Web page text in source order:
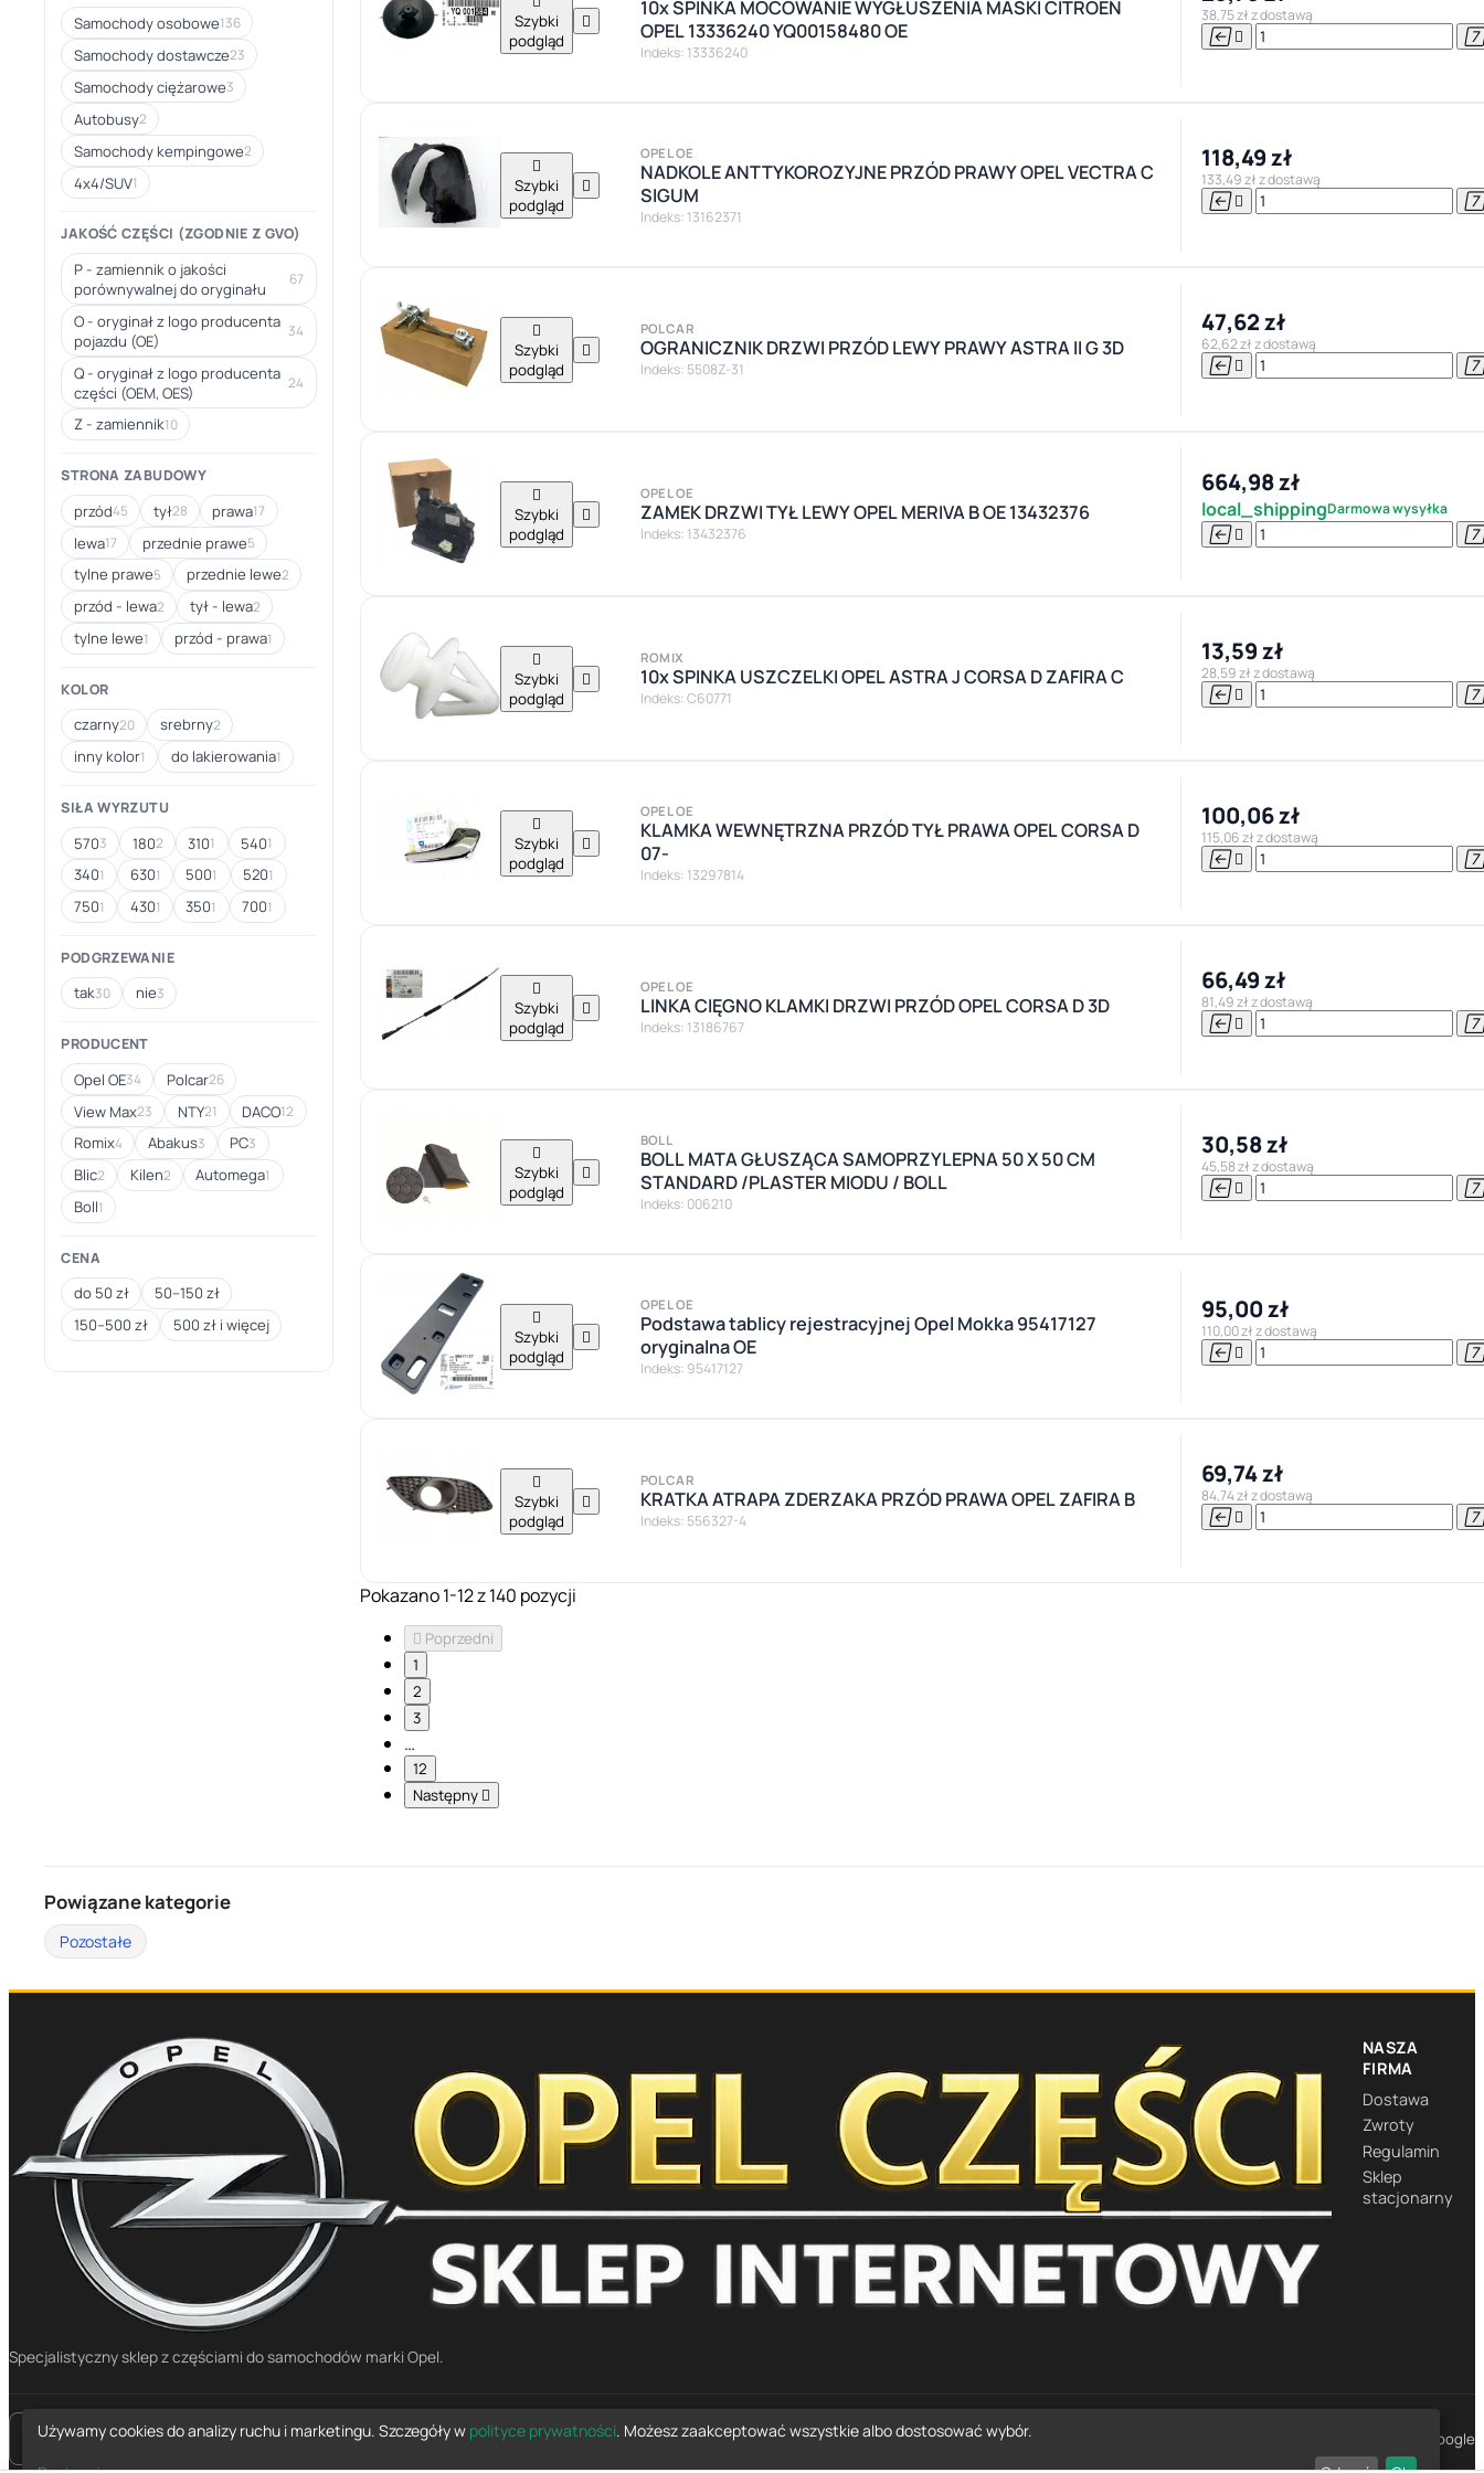
Samochody osobowe136
Samochody dostawcze23
Samochody ciężarowe3
Autobusy2
Samochody kempingowe2
4x4/SUV1
JAKOŚĆ CZĘŚCI (ZGODNIE Z GVO)
P - zamiennik o jakości
porównywalnej do oryginału
67
O - oryginał z logo producenta
pojazdu (OE)
34
Q - oryginał z logo producenta
części (OEM, OES)
24
Z - zamiennik10
STRONA ZABUDOWY
przód45 tył28 prawa17
lewa17 przednie prawe5
tylne prawe5 przednie lewe2
przód - lewa2 tył - lewa2
tylne lewe1 przód - prawa1
KOLOR
czarny20 srebrny2
inny kolor1 do lakierowania1
SIŁA WYRZUTU
5703 1802 3101 5401
3401 6301 5001 5201
7501 4301 3501 7001
PODGRZEWANIE
tak30 nie3
PRODUCENT
Opel OE34 Polcar26
View Max23 NTY21 DACO12
Romix4 Abakus3 PC3
Blic2 Kilen2 Automega1
Boll1
CENA
do 50 zł
50–150 zł
150–500 zł
500 zł i więcej
Szybki
podgląd

10x SPINKA MOCOWANIE WYGŁUSZENIA MASKI CITROEN
OPEL 13336240 YQ00158480 OE
Indeks: 13336240
38,75 zł z dostawą
 

Szybki
podgląd

OPEL OE
NADKOLE ANTTYKOROZYJNE PRZÓD PRAWY OPEL VECTRA C
SIGUM
Indeks: 13162371
118,49 zł
133,49 zł z dostawą
 

Szybki
podgląd

POLCAR
OGRANICZNIK DRZWI PRZÓD LEWY PRAWY ASTRA II G 3D
Indeks: 5508Z-31
47,62 zł
62,62 zł z dostawą
 

Szybki
podgląd

OPEL OE
ZAMEK DRZWI TYŁ LEWY OPEL MERIVA B OE 13432376
Indeks: 13432376
664,98 zł
local_shippingDarmowa wysyłka
 

Szybki
podgląd

ROMIX
10x SPINKA USZCZELKI OPEL ASTRA J CORSA D ZAFIRA C
Indeks: C60771
13,59 zł
28,59 zł z dostawą
 

Szybki
podgląd

OPEL OE
KLAMKA WEWNĘTRZNA PRZÓD TYŁ PRAWA OPEL CORSA D
07-
Indeks: 13297814
100,06 zł
115,06 zł z dostawą
 

Szybki
podgląd

OPEL OE
LINKA CIĘGNO KLAMKI DRZWI PRZÓD OPEL CORSA D 3D
Indeks: 13186767
66,49 zł
81,49 zł z dostawą
 

Szybki
podgląd

BOLL
BOLL MATA GŁUSZĄCA SAMOPRZYLEPNA 50 X 50 CM
STANDARD /PLASTER MIODU / BOLL
Indeks: 006210
30,58 zł
45,58 zł z dostawą
 

Szybki
podgląd

OPEL OE
Podstawa tablicy rejestracyjnej Opel Mokka 95417127
oryginalna OE
Indeks: 95417127
95,00 zł
110,00 zł z dostawą
 

Szybki
podgląd

POLCAR
KRATKA ATRAPA ZDERZAKA PRZÓD PRAWA OPEL ZAFIRA B
Indeks: 556327-4
69,74 zł
84,74 zł z dostawą
 
Pokazano 1-12 z 140 pozycji
 Poprzedni
1
2
3
…
12
Następny 
Powiązane kategorie
Pozostałe
Specjalistyczny sklep z częściami do samochodów marki Opel.
NASZA
FIRMA
Dostawa
Zwroty
Regulamin
Sklep
stacjonarny
placeMapa dojazdu © 2026 opelczesci.com.pl — wszelkie prawa zastrzeżone · 1452 opinie Google
Używamy cookies do analizy ruchu i marketingu. Szczegóły w polityce prywatności. Możesz zaakceptować wszystkie albo dostosować wybór.